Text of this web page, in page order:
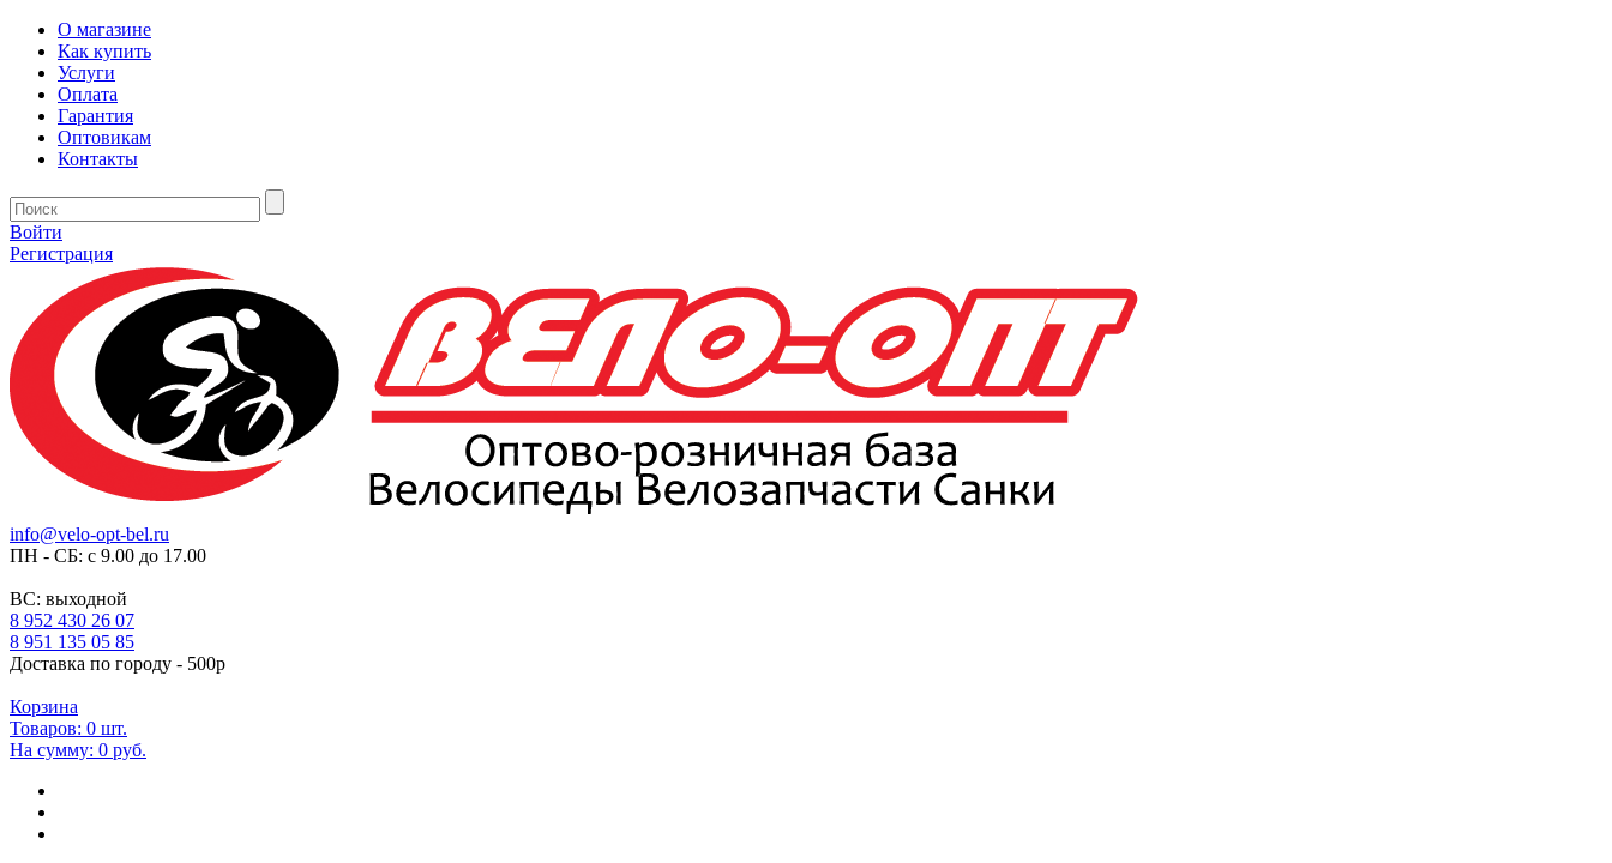
О магазине
Как купить
Услуги
Оплата
Гарантия
Оптовикам
Контакты
Войти
Регистрация
info@velo-opt-bel.ru
ПН - СБ: с 9.00 до 17.00
ВС: выходной
8 952 430 26 07
8 951 135 05 85
Доставка по городу - 500р
Корзина
Товаров: 0 шт.
На сумму: 0 руб.